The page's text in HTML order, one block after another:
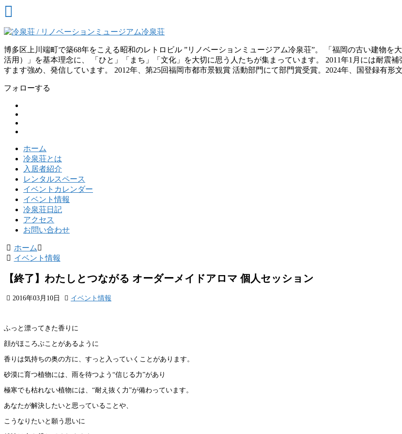
博多区上川端町で築68年をこえる昭和のレトロビル ”リノベーションミュージアム冷泉荘”。 「福岡の古い建物を
活用）」を基本理念に、 「ひと」「まち」「文化」を大切に思う人たちが集まっています。 2011年1月には耐震
すます強め、発信しています。 2012年、第25回福岡市都市景観賞 活動部門にて部門賞受賞。2024年、国登録有形
フォローする
ホーム
冷泉荘とは
入居者紹介
レンタルスペース
イベントカレンダー
イベント情報
冷泉荘日記
アクセス
お問い合わせ
ホーム
イベント情報
【終了】わたしとつながる オーダーメイドアロマ 個人セッション
2016年03月10日 イベント情報
ふっと漂ってきた香りに
顔がほころぶことがあるように
香りは気持ちの奥の方に、すっと入っていくことがあります。
砂漠に育つ植物には、雨を待つよう“信じる力”があり
極寒でも枯れない植物には、“耐え抜く力”が備わっています。
あなたが解決したいと思っていることや、
こうなりたいと願う思いに